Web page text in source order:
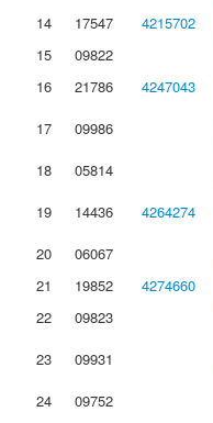
14
17547 4215702
15
09822
16
21786 4247043
17
09986
18
05814
19
14436 4264274
20
06067
21
19852 4274660
22
09823
23
09931
24
09752